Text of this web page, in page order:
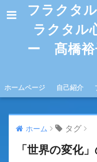
フラクタ
ラクタル
ー 髙橋裕
ホームページ 自己紹介
ホーム タグ
「世界の変化